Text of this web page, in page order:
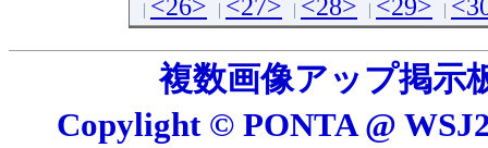
<26> <27> <28> <29>
複数画像アップ掲示
Copylight © PONTA @